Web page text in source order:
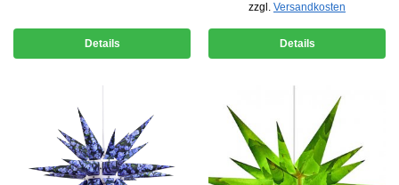
Details
zzgl. Versandkosten
Details